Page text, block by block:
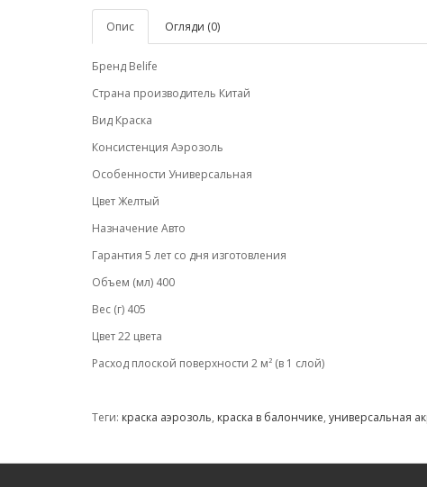
Опис Огляди (0)
Бренд Belife
Страна производитель Китай
Вид Краска
Консистенция Аэрозоль
Особенности Универсальная
Цвет Желтый
Назначение Авто
Гарантия 5 лет со дня изготовления
Объем (мл) 400
Вес (г) 405
Цвет 22 цвета
Расход плоской поверхности 2 м² (в 1 слой)
Теги: краска аэрозоль, краска в балончике, универсальная